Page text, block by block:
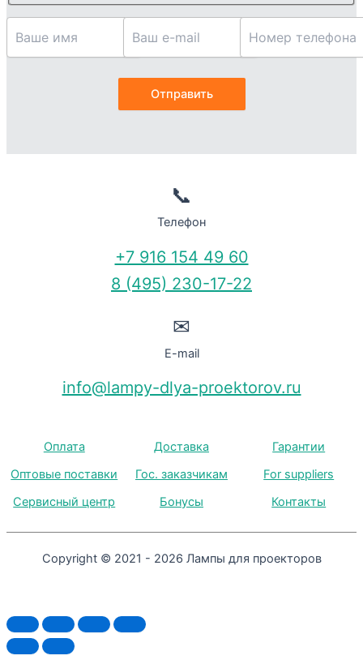
📞
Телефон
+7 916 154 49 60
8 (495) 230-17-22
✉
E-mail
info@lampy-dlya-proektorov.ru
Оплата Доставка
Гарантии
Оптовые поставки
Гос. заказчикам
For suppliers
Сервисный центр
Бонусы Контакты
Copyright © 2021 - 2026 Лампы для проекторов